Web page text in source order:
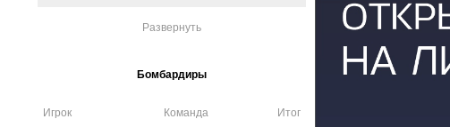
Развернуть
Бомбардиры
Игрок Команда Итог